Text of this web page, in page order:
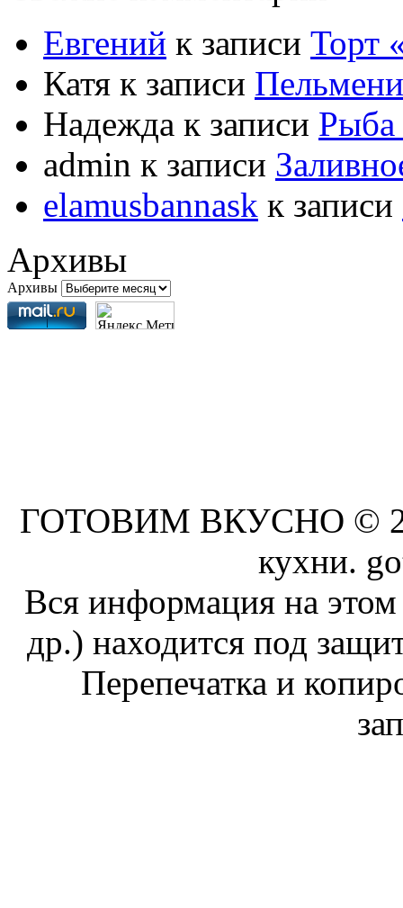
Евгений к записи
Катя к записи
Надежда к записи Рыба
admin к записи
elamusbannask к записи
Архивы
Архивы
ГОТОВИМ ВКУСНО ©
кухни.
Вся информация на
др.) находится под
Перепечатка и